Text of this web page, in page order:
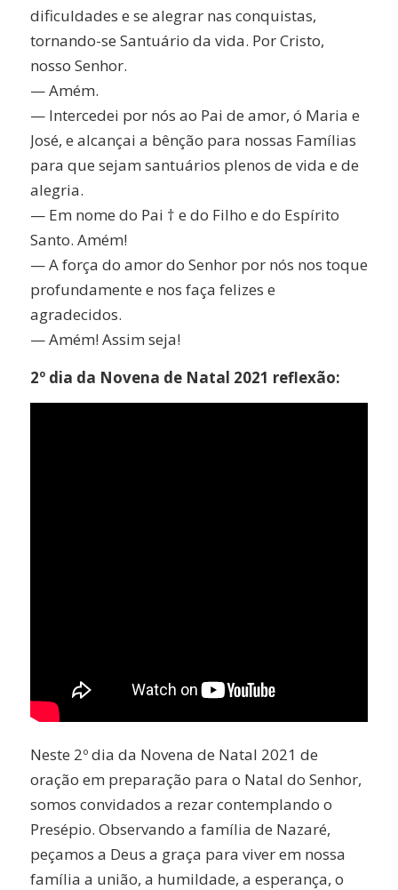
dificuldades e se alegrar nas conquistas,
tornando-se Santuário da vida. Por Cristo,
nosso Senhor.
— Amém.
— Intercedei por nós ao Pai de amor, ó Maria e
José, e alcançai a bênção para nossas Famílias
para que sejam santuários plenos de vida e de
alegria.
— Em nome do Pai † e do Filho e do Espírito
Santo. Amém!
— A força do amor do Senhor por nós nos toque
profundamente e nos faça felizes e
agradecidos.
— Amém! Assim seja!
2º dia da Novena de Natal 2021 reflexão:
Neste 2º dia da Novena de Natal 2021 de
oração em preparação para o Natal do Senhor,
somos convidados a rezar contemplando o
Presépio. Observando a família de Nazaré,
peçamos a Deus a graça para viver em nossa
família a união, a humildade, a esperança, o